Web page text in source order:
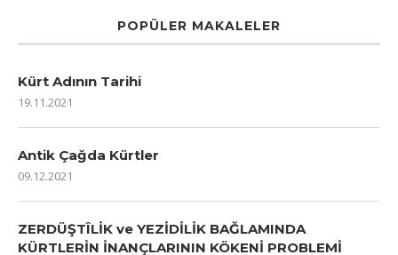
POPÜLER MAKALELER
Kürt Adının Tarihi
19.11.2021
Antik Çağda Kürtler
09.12.2021
ZERDÜŞTÎLİK ve YEZİDİLİK BAĞLAMINDA
KÜRTLERİN İNANÇLARININ KÖKENİ PROBLEMİ